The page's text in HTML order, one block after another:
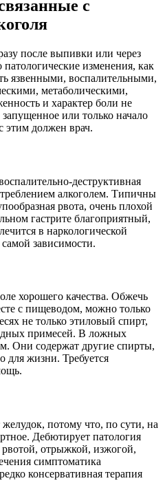
с
после выпивки или через
патологические изменения, как
язвенными, воспалительными,
метаболическими,
и характер боли не
или только начало
этим должен врач.
деструктивная
алкоголем. Типичны
рвота, очень плохой
гастрите благоприятный,
в наркологической
зависимости.
хорошего качества. Обжечь
с пищеводом, можно только
не только этиловый спирт,
примесей. В ложных
Они содержат другие спирты,
для жизни. Требуется
потому что, по сути, на
Дебютирует патология
отрыжкой, изжогой,
симптоматика
консервативная терапия